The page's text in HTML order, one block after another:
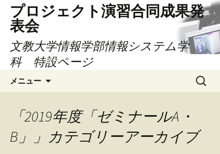
プロジェクト演習合同成果発
表会
文教大学情報学部情報システム学
科 特設ページ
メニュー
検
索:
「2019年度「ゼミナールA・
B」」カテゴリーアーカイブ